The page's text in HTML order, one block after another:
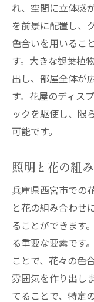
れ、空間に立体感
を前景に配置し、
色合いを用いるこ
す。大きな観葉植
出し、部屋全体が
す。花屋のディス
ックを駆使し、限
可能です。
照明と花の組
兵庫県西宮市での
と花の組み合わせ
ることができます
る重要な要素です
ことで、花々の色
雰囲気を作り出し
てることで、特定